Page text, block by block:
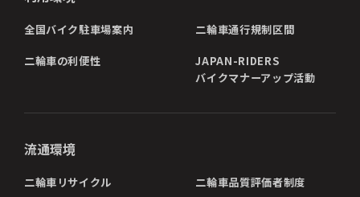
全国バイク駐車場案内 二輪車通行規制区間
二輪車の利便性
JAPAN-RIDERS
バイクマナーアップ活動
流通環境
二輪車リサイクル 二輪車品質評価者制度